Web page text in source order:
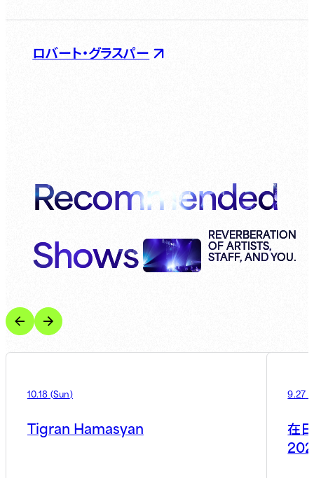
ロバート・グラスパー
Recommended
Shows
REVERBERATION
OF ARTISTS,
STAFF, AND YOU.
10.18 (Sun)
Tigran Hamasyan
9.27
在